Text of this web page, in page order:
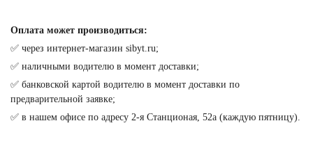
Оплата может производиться:
✅ через интернет-магазин sibyt.ru;
✅ наличными водителю в момент доставки;
✅ банковской картой водителю в момент доставки по
предварительной заявке;
✅ в нашем офисе по адресу 2-я Станционая, 52а (каждую пятницу).